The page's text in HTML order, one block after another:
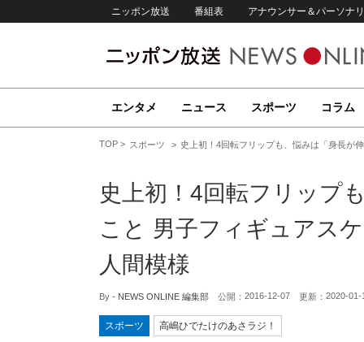
ニッポン放送 番組表 アナウンサー＆パーソナ
エンタメ ニュース スポーツ コラム
TOP スポーツ 史上初！4回転フリップも、悩みは「身長が
史上初！4回転フリップ
こと 男子フィギュアス
人間模様
By - NEWS ONLINE 編集部 公開： 2016-12-07 更新： 2020-01-
スポーツ 高嶋ひでたけのあさラジ！